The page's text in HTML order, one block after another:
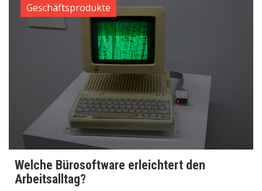
Geschäftsprodukte
Welche Bürosoftware erleichtert den
Arbeitsalltag?